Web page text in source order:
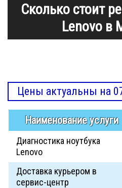
Сколько стоит
Lenovo в
Цены актуальны на
Наименование услуги
Диагностика ноутбука
Lenovo
Доставка курьером в
сервис-центр